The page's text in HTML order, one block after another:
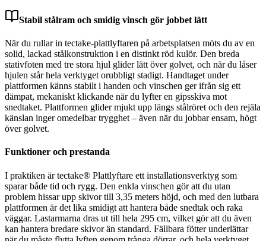
Stabil stålram och smidig vinsch gör jobbet lätt
När du rullar in tectake-plattlyftaren på arbetsplatsen möts du av en
solid, lackad stålkonstruktion i en distinkt röd kulör. Den breda
stativfoten med tre stora hjul glider lätt över golvet, och när du låser
hjulen står hela verktyget orubbligt stadigt. Handtaget under
plattformen känns stabilt i handen och vinschen ger ifrån sig ett
dämpat, mekaniskt klickande när du lyfter en gipsskiva mot
snedtaket. Plattformen glider mjukt upp längs stålröret och den rejäla
känslan inger omedelbar trygghet – även när du jobbar ensam, högt
över golvet.
Funktioner och prestanda
I praktiken är tectake® Plattlyftare ett installationsverktyg som
sparar både tid och rygg. Den enkla vinschen gör att du utan
problem hissar upp skivor till 3,35 meters höjd, och med den lutbara
plattformen är det lika smidigt att hantera både snedtak och raka
väggar. Lastarmarna dras ut till hela 295 cm, vilket gör att du även
kan hantera bredare skivor än standard. Fällbara fötter underlättar